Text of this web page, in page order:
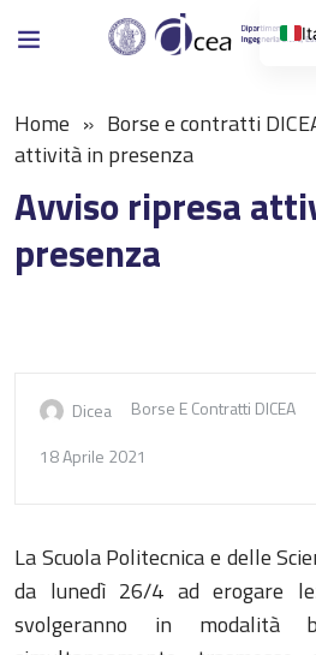
Home Borse e contratti
attività in presenza
Avviso ripresa
presenza
Dicea
Borse E Contratti DICEA
18 Aprile 2021
La Scuola Politecnica e delle
da lunedì 26/4 ad erogare
svolgeranno in modalità